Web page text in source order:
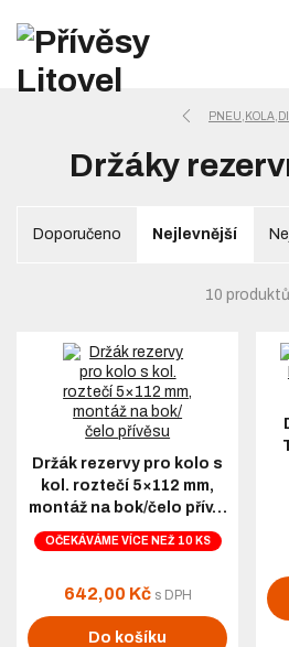
Držáky
Doporučeno Nejlevnější
10 produktů
Držák rezervy pro kolo s
kol. roztečí 5×112 mm,
montáž na bok/čelo přív…
OČEKÁVÁME VÍCE NEŽ 10 KS
642,00 Kč s DPH
Do košíku